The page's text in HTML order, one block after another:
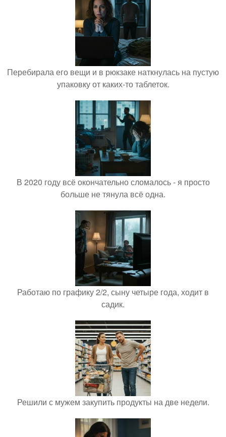
Перебирала его вещи и в рюкзаке наткнулась на пустую
упаковку от каких-то таблеток.
В 2020 году всё окончательно сломалось - я просто
больше не тянула всё одна.
Работаю по графику 2/2, сыну четыре года, ходит в
садик.
Решили с мужем закупить продукты на две недели.